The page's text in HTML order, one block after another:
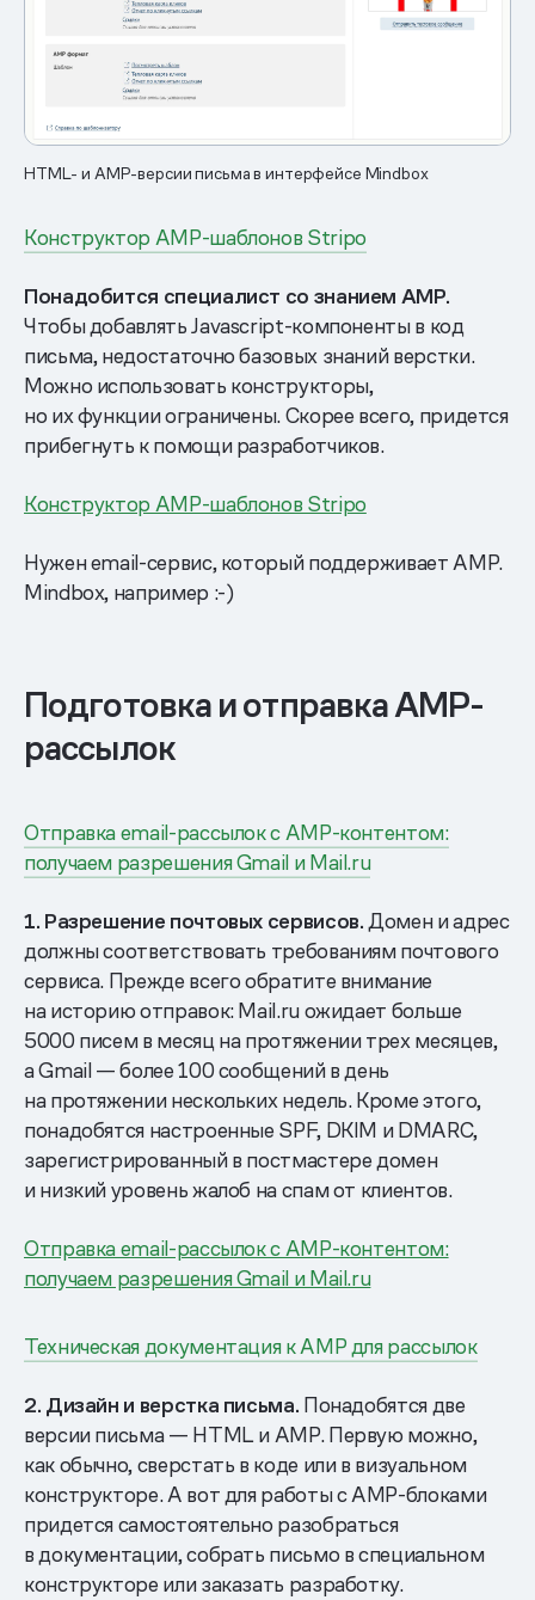
HTML- и AMP-версии письма в интерфейсе Mindbox
Конструктор AMP-шаблонов Stripo
Понадобится специалист со знанием AMP.
Чтобы добавлять Javascript-компоненты в код
письма, недостаточно базовых знаний верстки.
Можно использовать конструкторы,
но их функции ограничены. Скорее всего, придется
прибегнуть к помощи разработчиков.
Конструктор AMP-шаблонов Stripo
Нужен email-сервис, который поддерживает AMP.
Mindbox, например :-)
Подготовка и отправка AMP-
рассылок
Отправка email-рассылок c AMP-контентом:
получаем разрешения Gmail и Mail.ru
1. Разрешение почтовых сервисов.Домен и адрес
должны соответствовать требованиям почтового
сервиса. Прежде всего обратите внимание
на историю отправок: Mail.ru ожидает больше
5000 писем в месяц на протяжении трех месяцев,
а Gmail — более 100 сообщений в день
на протяжении нескольких недель. Кроме этого,
понадобятся настроенные SPF, DKIM и DMARC,
зарегистрированный в постмастере домен
и низкий уровень жалоб на спам от клиентов.
Отправка email-рассылок c AMP-контентом:
получаем разрешения Gmail и Mail.ru
Техническая документация к AMP для рассылок
2. Дизайн и верстка письма. Понадобятся две
версии письма — HTML и AMP. Первую можно,
как обычно, сверстать в коде или в визуальном
конструкторе. А вот для работы с AMP-блоками
придется самостоятельно разобраться
в документации, собрать письмо в специальном
конструкторе или заказать разработку.